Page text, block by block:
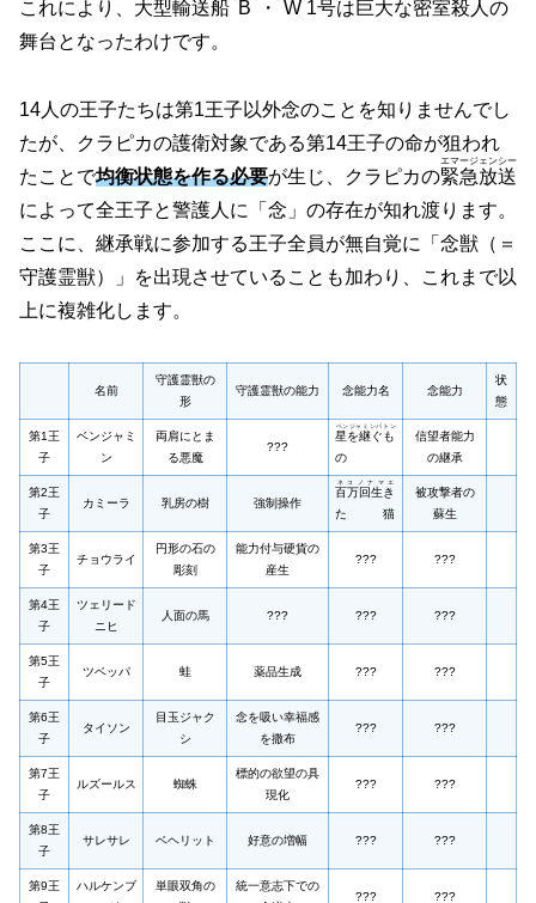
これにより、大型輸送船 B ・ W 1号は巨大な密室殺人の
舞台となったわけです。
14人の王子たちは第1王子以外念のことを知りませんでし
たが、クラピカの護衛対象である第14王子の命が狙われ
たことで均衡状態を作る必要が生じ、クラピカの緊急放送
エマージェンシー
によって全王子と警護人に「念」の存在が知れ渡ります。
ここに、継承戦に参加する王子全員が無自覚に「念獣 （＝
守護霊獣）
」を出現させていることも加わり、これまで以
上に複雑化します。
名前
守護霊獣の
形
守護霊獣の能力 念能力名 念能力
状
態
第1王
子
ベンジャミ
ン
両肩にとま
る悪魔
???
星を継ぐも
の
ベンジャミンバトン
信望者能力
の継承
第2王
子
カミーラ 乳房の樹 強制操作
百万回生き
た猫
ネコノナマエ
被攻撃者の
蘇生
第3王
子
チョウライ
円形の石の
彫刻
能力付与硬貨の
産生
??? ???
第4王
子
ツェリード
ニヒ
人面の馬 ??? ??? ???
第5王
子
ツベッパ 蛙 薬品生成 ??? ???
第6王
子
タイソン
目玉ジャク
シ
念を吸い幸福感
を撒布
??? ???
第7王
子
ルズールス 蜘蛛
標的の欲望の具
現化
??? ???
第8王
子
サレサレ ベヘリット 好意の増幅 ??? ???
第9王
ハルケンブ
単眼双角の
統一意志下での
??? ???